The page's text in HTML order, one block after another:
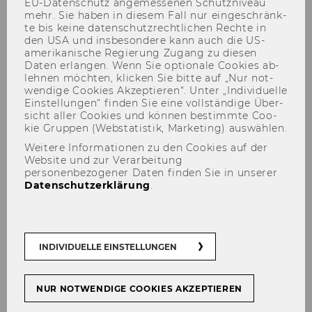
Podiumsdiskussion mit dem
Schauspieler und
Kabarettisten Florian Scheuba
zum Thema „Humor und
TEILEN TEILEN
EU-​Datenschutz an­ge­mes­se­nen Schutz­ni­veau
mehr. Sie haben in die­sem Fall nur ein­ge­schränk­
te bis keine da­ten­schutz­recht­li­chen Rech­te in
den USA und ins­be­son­de­re kann auch die US-​
amerikanische Re­gie­rung Zu­gang zu die­sen
Daten er­lan­gen. Wenn Sie op­tio­na­le Coo­kies ab­
leh­nen möch­ten, kli­cken Sie bitte auf „Nur not­
wen­di­ge Coo­kies Ak­zep­tie­ren“. Unter „In­di­vi­du­el­le
Ein­stel­lun­gen“ fin­den Sie eine voll­stän­di­ge Über­
sicht aller Coo­kies und kön­nen be­stimm­te Coo­
kie Grup­pen (Web­sta­tis­tik, Mar­ke­ting) aus­wäh­len.
Weitere Informationen zu den Cookies auf der
Website und zur Verarbeitung
personenbezogener Daten finden Sie in unserer
Datenschutzerklärung.
INDIVIDUELLE EINSTELLUNGEN
NUR NOTWENDIGE COOKIES AKZEPTIEREN